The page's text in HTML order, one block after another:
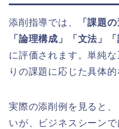
添削指導では、
「課題
「論理構成」「文法」
に評価されます。単純
りの課題に応じた具体
実際の添削例を見ると
いが、ビジネスシーン